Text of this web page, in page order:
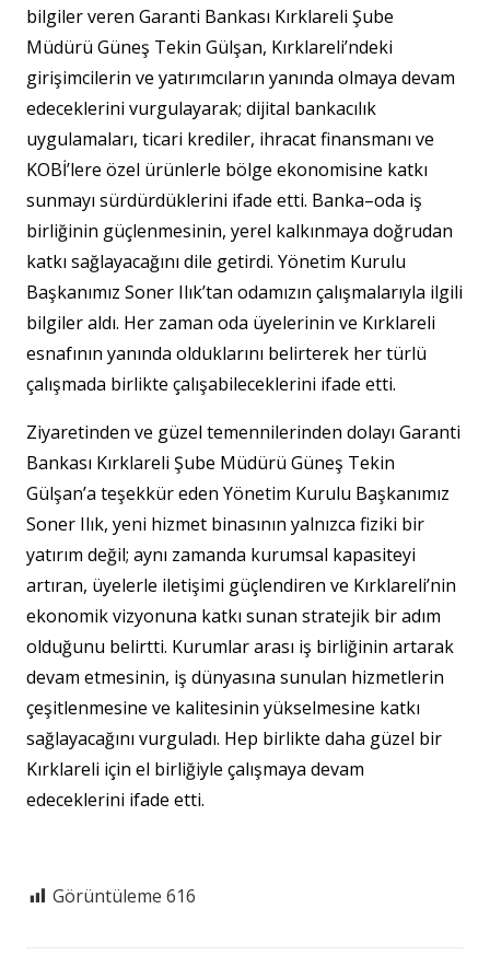
bilgiler veren Garanti Bankası Kırklareli Şube
Müdürü Güneş Tekin Gülşan, Kırklareli’ndeki
girişimcilerin ve yatırımcıların yanında olmaya devam
edeceklerini vurgulayarak; dijital bankacılık
uygulamaları, ticari krediler, ihracat finansmanı ve
KOBİ’lere özel ürünlerle bölge ekonomisine katkı
sunmayı sürdürdüklerini ifade etti. Banka–oda iş
birliğinin güçlenmesinin, yerel kalkınmaya doğrudan
katkı sağlayacağını dile getirdi. Yönetim Kurulu
Başkanımız Soner Ilık’tan odamızın çalışmalarıyla ilgili
bilgiler aldı. Her zaman oda üyelerinin ve Kırklareli
esnafının yanında olduklarını belirterek her türlü
çalışmada birlikte çalışabileceklerini ifade etti.
Ziyaretinden ve güzel temennilerinden dolayı Garanti
Bankası Kırklareli Şube Müdürü Güneş Tekin
Gülşan’a teşekkür eden Yönetim Kurulu Başkanımız
Soner Ilık, yeni hizmet binasının yalnızca fiziki bir
yatırım değil; aynı zamanda kurumsal kapasiteyi
artıran, üyelerle iletişimi güçlendiren ve Kırklareli’nin
ekonomik vizyonuna katkı sunan stratejik bir adım
olduğunu belirtti. Kurumlar arası iş birliğinin artarak
devam etmesinin, iş dünyasına sunulan hizmetlerin
çeşitlenmesine ve kalitesinin yükselmesine katkı
sağlayacağını vurguladı. Hep birlikte daha güzel bir
Kırklareli için el birliğiyle çalışmaya devam
edeceklerini ifade etti.
Görüntüleme 616